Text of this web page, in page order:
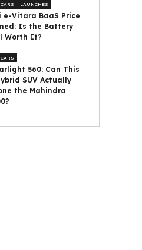
CARS LAUNCHES
e-Vitara BaaS Price
Is the Battery
Worth It?
CARS
560: Can This
SUV Actually
the Mahindra